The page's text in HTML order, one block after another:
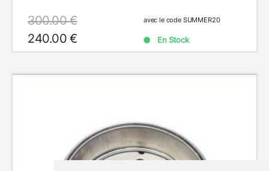
300.00 €
240.00 €
avec le code SUMMER20
En Stock